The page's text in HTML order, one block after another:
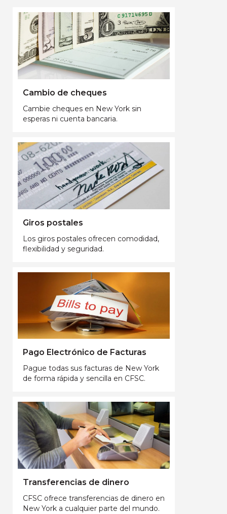
Cambio de cheques
Cambie cheques en New York sin
esperas ni cuenta bancaria.
Giros postales
Los giros postales ofrecen comodidad,
flexibilidad y seguridad.
Pago Electrónico de Facturas
Pague todas sus facturas de New York
de forma rápida y sencilla en CFSC.
Transferencias de dinero
CFSC ofrece transferencias de dinero en
New York a cualquier parte del mundo.